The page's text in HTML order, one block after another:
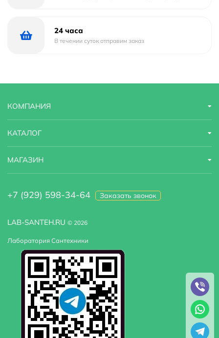
24 часа
В течении суток отправим заказ
LAB-SANTEH.RU © 2026
Лаборатория Сантехники
КОМПАНИЯ
КАТАЛОГ
МАГАЗИН
+7 (929) 598-34-64 Заказать звонок